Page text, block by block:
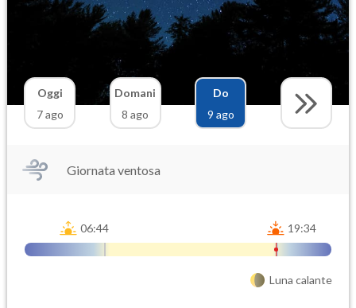
Oggi
7 ago
Domani
8 ago
Do
9 ago
Giornata ventosa
06:44 19:34
Luna calante